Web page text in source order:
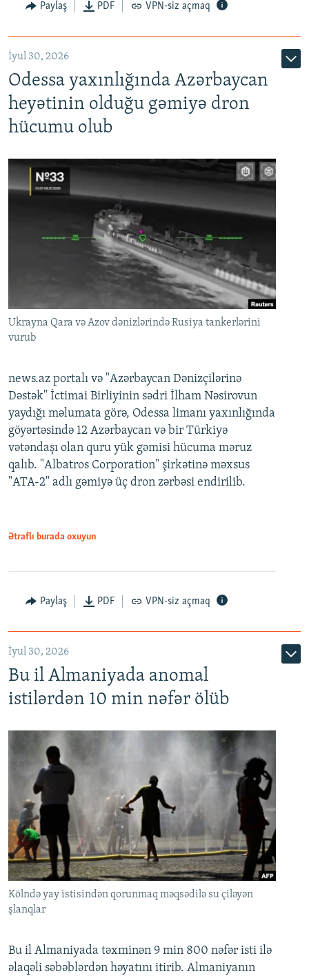
Paylaş PDF VPN-siz açmaq
İyul 30, 2026
Odessa yaxınlığında Azərbaycan
heyətinin olduğu gəmiyə dron
hücumu olub
Ukrayna Qara və Azov dənizlərində Rusiya tankerlərini
vurub
news.az portalı və "Azərbaycan Dənizçilərinə
Dəstək" İctimai Birliyinin sədri İlham Nəsirovun
yaydığı məlumata görə, Odessa limanı yaxınlığında
göyərtəsində 12 Azərbaycan və bir Türkiyə
vətəndaşı olan quru yük gəmisi hücuma məruz
qalıb. "Albatros Corporation" şirkətinə məxsus
"ATA-2" adlı gəmiyə üç dron zərbəsi endirilib.
Ətraflı burada oxuyun
Paylaş PDF VPN-siz açmaq
İyul 30, 2026
Bu il Almaniyada anomal
istilərdən 10 min nəfər ölüb
Kölndə yay istisindən qorunmaq məqsədilə su çiləyən
şlanqlar
Bu il Almaniyada təxminən 9 min 800 nəfər isti ilə
əlaqəli səbəblərdən həyatını itirib. Almaniyanın